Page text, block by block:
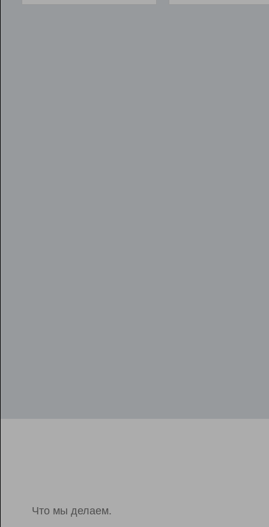
Что мы делаем.